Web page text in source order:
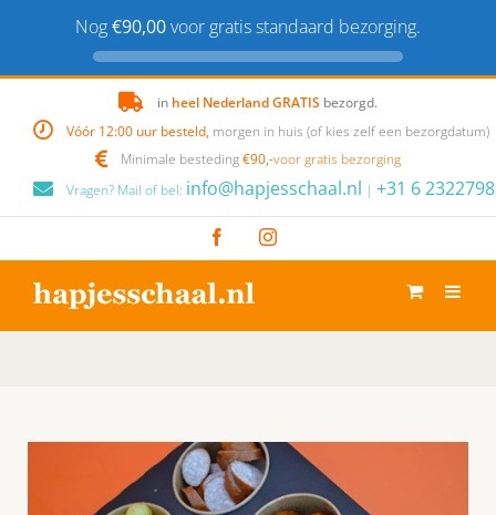
Nog€90,00voor gratis standaard bezorging.
content
in heel Nederland GRATIS bezorgd.
Vóór 12:00 uur besteld, morgen in huis (of kies zelf een bezorgdatum)
Minimale besteding€90,-voor gratis bezorging
Vragen? Mail of bel: info@hapjesschaal.nl | +31 6
FacebookInstagram